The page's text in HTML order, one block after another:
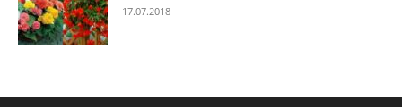
17.07.2018